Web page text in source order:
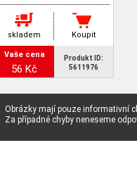
skladem Koupit
Vaše cena
56 Kč
Produkt ID:
5611976
Obrázky mají pouze informativní
Za případné chyby neneseme